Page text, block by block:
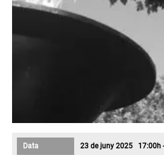
Data 23 de juny 2025 17:00h